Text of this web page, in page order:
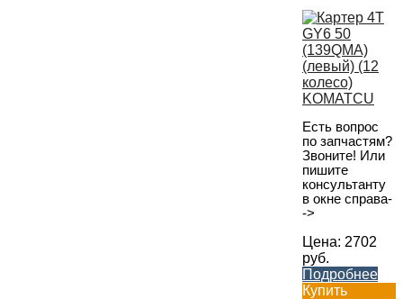
Есть вопрос
по запчастям?
Звоните! Или
пишите
консультанту
в окне справа-
->
Цена: 2702
руб.
Подробнее
Купить